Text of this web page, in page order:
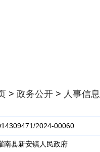
> 政务公开 > 人事信息
2024-00060
南县新安镇人民政府